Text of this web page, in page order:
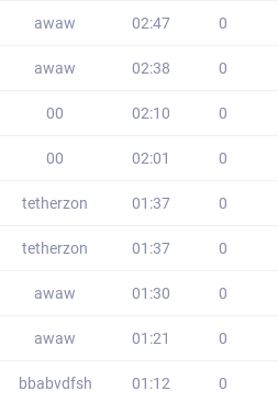
awaw 02:47 0
awaw 02:38 0
00 02:10 0
00 02:01 0
tetherzon 01:37 0
tetherzon 01:37 0
awaw 01:30 0
awaw 01:21 0
bbabvdfsh 01:12 0